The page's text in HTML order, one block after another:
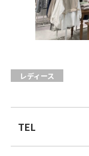
レディース
TEL